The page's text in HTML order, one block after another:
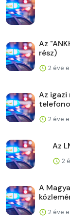
Az
rész)
2 éve
Az
2 éve
Az
2
A
2 éve